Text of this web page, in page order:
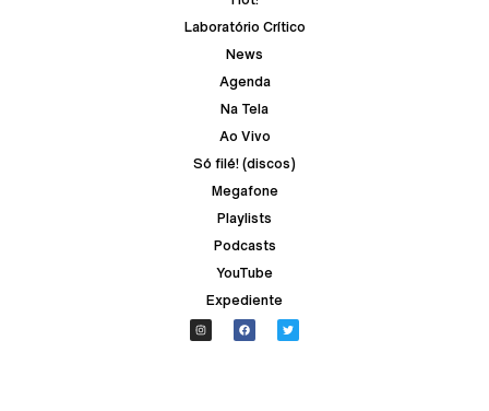
Laboratório Crítico
News
Agenda
Na Tela
Ao Vivo
Só filé! (discos)
Megafone
Playlists
Podcasts
YouTube
Expediente